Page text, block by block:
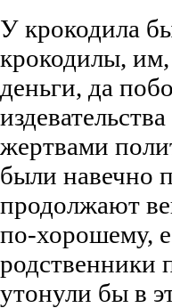
У крокодила
крокодилы,
деньги, да
жертвами
были навечно
продолжают
по-хорошему,
родственники
утонули бы в